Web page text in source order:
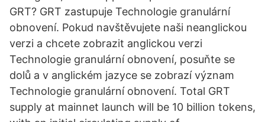
GRT? GRT zastupuje Technologie granulární
obnovení. Pokud navštěvujete naši neanglickou
verzi a chcete zobrazit anglickou verzi
Technologie granulární obnovení, posuňte se
dolů a v anglickém jazyce se zobrazí význam
Technologie granulární obnovení. Total GRT
supply at mainnet launch will be 10 billion tokens,